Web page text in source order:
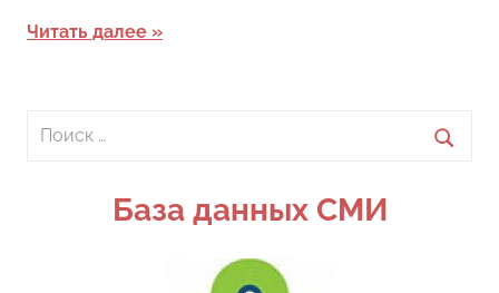
Читать далее
Поиск
База данных СМИ